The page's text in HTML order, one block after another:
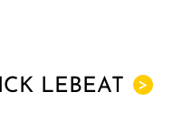
>
LEBEAT